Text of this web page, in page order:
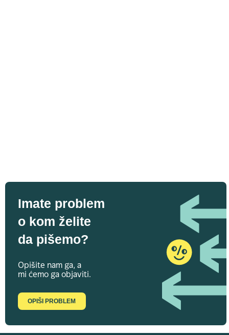
Imate problem
o kom želite
da pišemo?
Opišite nam ga, a
mi ćemo ga objaviti.
OPIŠI PROBLEM